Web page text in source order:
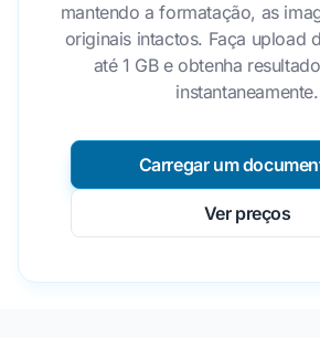
mantendo a formatação, as
originais intactos. Faça upload
até 1 GB e obtenha
instantaneamente.
Carregar um
Ver preços